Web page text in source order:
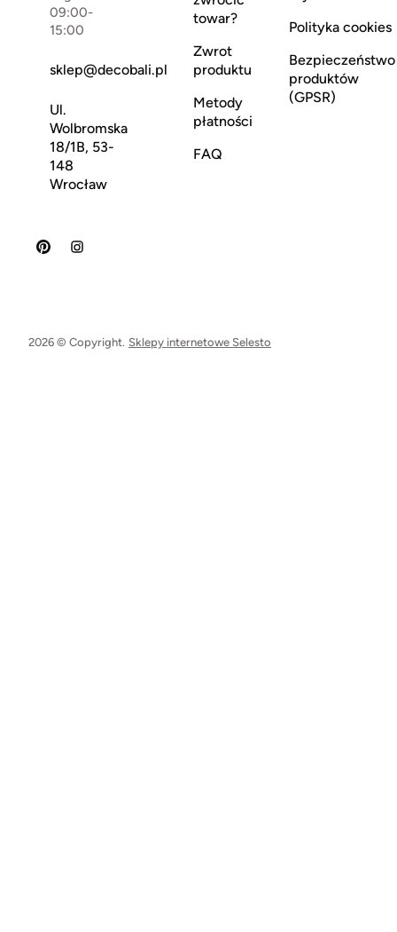
09:00-
15:00
sklep@decobali.pl
Ul.
Wolbromska
18/1B, 53-
148
Wrocław
towar?
Zwrot
produktu
Metody
płatności
FAQ
Polityka cookies
Bezpieczeństwo
produktów
(GPSR)
2026 © Copyright. Sklepy internetowe Selesto